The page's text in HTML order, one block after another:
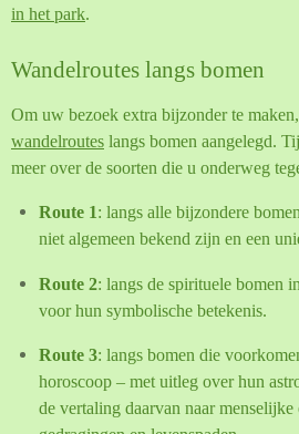
in het park.
Wandelroutes langs bomen
Om uw bezoek extra bijzonder te
wandelroutes langs bomen aangelegd.
meer over de soorten die u onderweg
Route 1: langs alle bijzondere
niet algemeen bekend zijn en een
Route 2: langs de spirituele bomen
voor hun symbolische betekenis.
Route 3: langs bomen die
horoscoop – met uitleg over hun
de vertaling daarvan naar menselijke